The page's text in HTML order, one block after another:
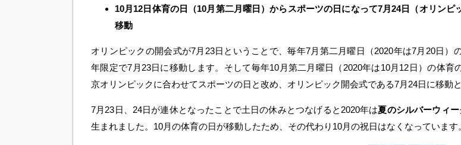
10月12日体育の日（10月第二月曜日）からスポーツの日になって7月24日（オリンピ
移動
オリンピックの開会式が7月23日ということで、毎年7月第二月曜日（2020年は7月20日）
年限定で7月23日に移動します。そして毎年10月第二月曜日（2020年は10月12日）の体育
京オリンピックに合わせてスポーツの日と改め、オリンピック開会式である7月24日に移動と
7月23日、24日が連休となったことで土日の休みとつなげると2020年は夏のシルバーウィー
生まれました。10月の体育の日が移動したため、その代わり10月の祝日はなくなっています